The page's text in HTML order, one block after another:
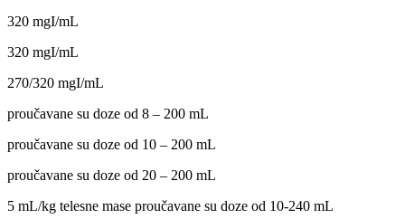
320 mgI/mL
320 mgI/mL
270/320 mgI/mL
proučavane su doze od 8 – 200 mL
proučavane su doze od 10 – 200 mL
proučavane su doze od 20 – 200 mL
5 mL/kg telesne mase proučavane su doze od 10-240 mL